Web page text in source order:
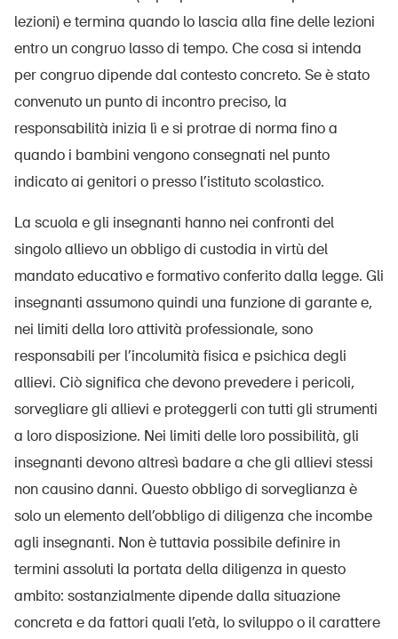
Prodotti sicuri
Approfondimenti giuridici
Delegate e delegati alla sicurezza e Comuni
lezioni) e termina quando lo lascia alla fine delle lezioni
entro un congruo lasso di tempo. Che cosa si intenda
per congruo dipende dal contesto concreto. Se è stato
convenuto un punto di incontro preciso, la
responsabilità inizia lì e si protrae di norma fino a
quando i bambini vengono consegnati nel punto
indicato ai genitori o presso l’istituto scolastico.
La scuola e gli insegnanti hanno nei confronti del
singolo allievo un obbligo di custodia in virtù del
mandato educativo e formativo conferito dalla legge. Gli
insegnanti assumono quindi una funzione di garante e,
nei limiti della loro attività professionale, sono
responsabili per l’incolumità fisica e psichica degli
allievi. Ciò significa che devono prevedere i pericoli,
sorvegliare gli allievi e proteggerli con tutti gli strumenti
a loro disposizione. Nei limiti delle loro possibilità, gli
insegnanti devono altresì badare a che gli allievi stessi
non causino danni. Questo obbligo di sorveglianza è
solo un elemento dell’obbligo di diligenza che incombe
agli insegnanti. Non è tuttavia possibile definire in
termini assoluti la portata della diligenza in questo
ambito: sostanzialmente dipende dalla situazione
concreta e da fattori quali l’età, lo sviluppo o il carattere